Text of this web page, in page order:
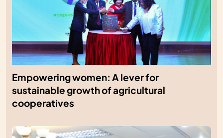
Empowering women: A lever for
sustainable growth of agricultural
cooperatives